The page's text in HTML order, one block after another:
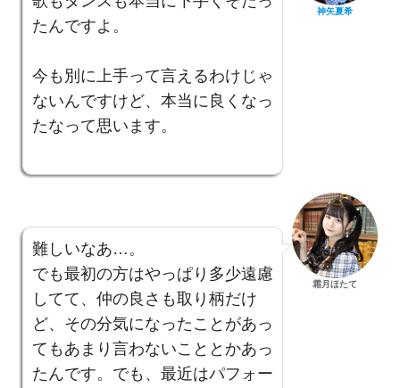
たんですよ。
今も別に上手って言えるわけじゃ
ないんですけど、本当に良くなっ
たなって思います。
神矢夏希
難しいなあ…。
でも最初の方はやっぱり多少遠慮
してて、仲の良さも取り柄だけ
ど、その分気になったことがあっ
てもあまり言わないこととかあっ
たんです。でも、最近はパフォー
霜月ほたて